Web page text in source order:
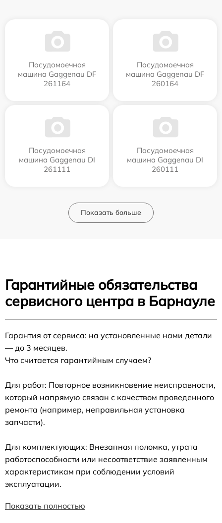
Посудомоечная
машина Gaggenau DF
261164
Посудомоечная
машина Gaggenau DF
260164
Посудомоечная
машина Gaggenau DI
261111
Посудомоечная
машина Gaggenau DI
260111
Показать больше
Гарантийные обязательства
сервисного центра в Барнауле
Гарантия от сервиса: на установленные нами детали
— до 3 месяцев.
Что считается гарантийным случаем?
Для работ: Повторное возникновение неисправности,
который напрямую связан с качеством проведенного
ремонта (например, неправильная установка
запчасти).
Для комплектующих: Внезапная поломка, утрата
работоспособности или несоответствие заявленным
характеристикам при соблюдении условий
эксплуатации.
Показать полностью